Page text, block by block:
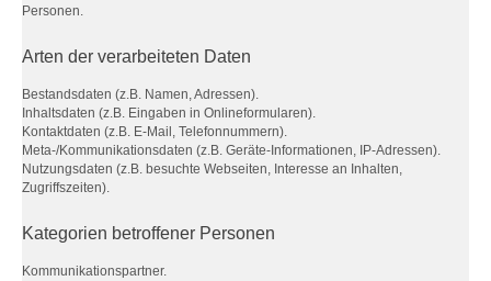
Personen.
Arten der verarbeiteten Daten
Bestandsdaten (z.B. Namen, Adressen).
Inhaltsdaten (z.B. Eingaben in Onlineformularen).
Kontaktdaten (z.B. E-Mail, Telefonnummern).
Meta-/Kommunikationsdaten (z.B. Geräte-Informationen, IP-Adressen).
Nutzungsdaten (z.B. besuchte Webseiten, Interesse an Inhalten,
Zugriffszeiten).
Kategorien betroffener Personen
Kommunikationspartner.